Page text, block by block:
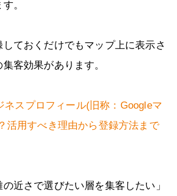
。
ておくだけでもマップ上に表示さ
客効果があります。
ネスプロフィール(旧称：Googleマ
活用すべき理由から登録方法まで
の近さで選びたい層を集客したい」